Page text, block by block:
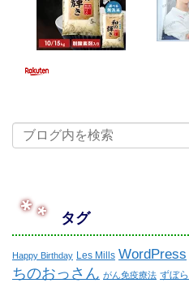
タグ
Happy Birthday Les Mills WordPress
ちのおっさん がん免疫療法 ずぼら